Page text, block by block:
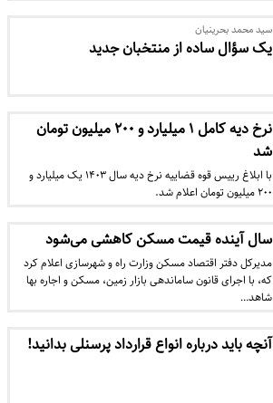
سید محمد بحرینیان
یک سؤال ساده از منتخبان جدید
نرخ دیه کامل ۱ میلیارد و ۲۰۰ میلیون تومان
شد
با ابلاغ رییس قوه قضاییه نرخ دیه سال ۱۴۰۳ یک میلیارد و
۲۰۰ میلیون تومان اعلام شد.
سال آینده قیمت مسکن کاهشی می‌شود
مدیرکل دفتر اقتصاد مسکن وزارت راه و شهرسازی اعلام کرد
که، با اجرای قانون ساماندهی بازار زمین، مسکن و اجاره بها
شاهد…
آنچه باید درباره انواع قرارداد پرسنلی بدانید!